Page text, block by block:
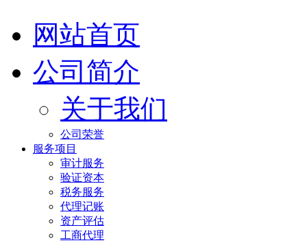
网站首页
公司简介
关于我们
公司荣誉
服务项目
审计服务
验证资本
税务服务
代理记账
资产评估
工商代理